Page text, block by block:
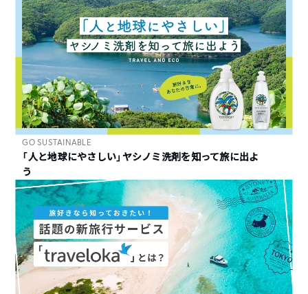
GO SUSTAINABLE
「人と地球にやさしい」ヤシノミ洗剤を知って旅に出よ
う